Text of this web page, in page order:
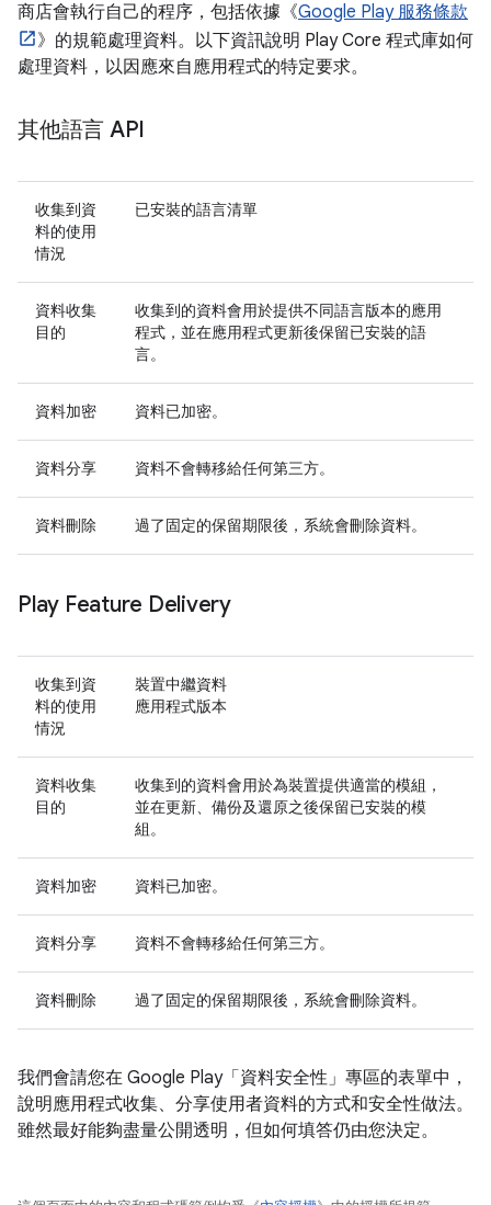
商店會執行自己的程序，包括依據《Google Play 服務條款
》的規範處理資料。以下資訊說明 Play Core 程式庫如何
處理資料，以因應來自應用程式的特定要求。
其他語言 API
收集到資
料的使用
情況
已安裝的語言清單
資料收集
目的
收集到的資料會用於提供不同語言版本的應用
程式，並在應用程式更新後保留已安裝的語
言。
資料加密 資料已加密。
資料分享 資料不會轉移給任何第三方。
資料刪除 過了固定的保留期限後，系統會刪除資料。
Play Feature Delivery
收集到資
料的使用
情況
裝置中繼資料
應用程式版本
資料收集
目的
收集到的資料會用於為裝置提供適當的模組，
並在更新、備份及還原之後保留已安裝的模
組。
資料加密 資料已加密。
資料分享 資料不會轉移給任何第三方。
資料刪除 過了固定的保留期限後，系統會刪除資料。
我們會請您在 Google Play「資料安全性」專區的表單中，
說明應用程式收集、分享使用者資料的方式和安全性做法。
雖然最好能夠盡量公開透明，但如何填答仍由您決定。